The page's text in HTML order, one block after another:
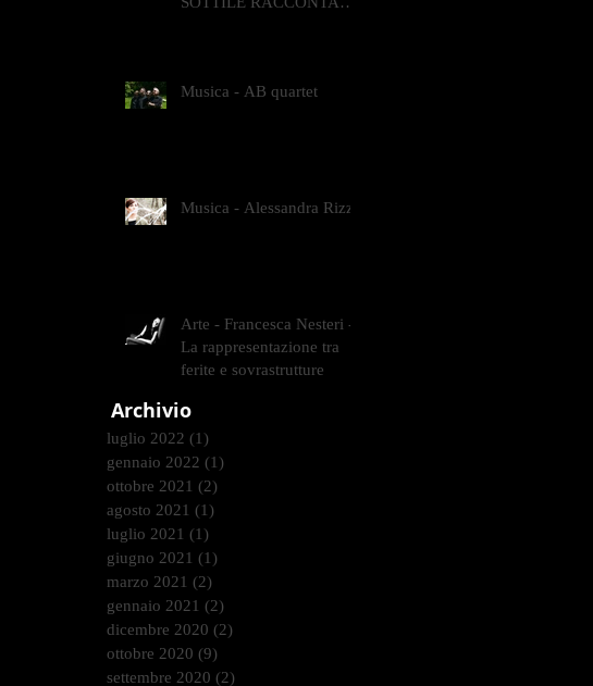
Musica - AB quartet
Musica - Alessandra Rizzo
Arte - Francesca Nesteri -
La rappresentazione tra
ferite e sovrastrutture
Archivio
luglio 2022 (1)
gennaio 2022 (1)
ottobre 2021 (2)
agosto 2021 (1)
luglio 2021 (1)
giugno 2021 (1)
marzo 2021 (2)
gennaio 2021 (2)
dicembre 2020 (2)
ottobre 2020 (9)
settembre 2020 (2)